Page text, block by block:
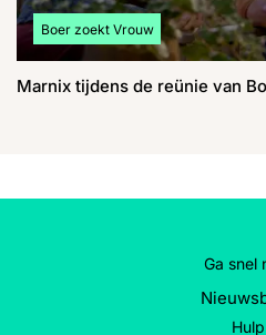
Bekijk meer artikelen over:
Boer zoekt Vrouw
Marnix tijdens de reünie van
Ga snel
Hulp